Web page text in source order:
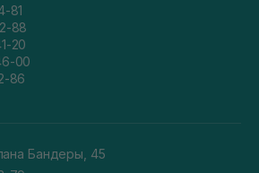
81
88
20
00
86
Бандеры, 45